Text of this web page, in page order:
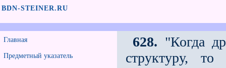
BDN-STEINER.RU
Главная
Предметный указатель
628. "Когда
структуру, то